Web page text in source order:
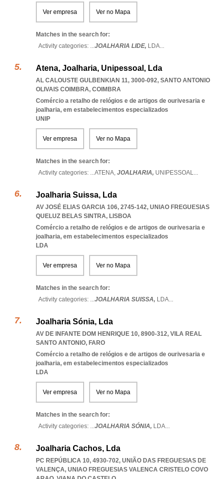
Ver empresa Ver no Mapa
Matches in the search for:
Activity categories: ...JOALHARIA LIDE, LDA...
Atena, Joalharia, Unipessoal, Lda
AL CALOUSTE GULBENKIAN 11, 3000-092, SANTO ANTONIO
OLIVAIS COIMBRA, COIMBRA
Comércio a retalho de relógios e de artigos de ourivesaria e
joalharia, em estabelecimentos especializados
UNIP
Ver empresa Ver no Mapa
Matches in the search for:
Activity categories: ...ATENA, JOALHARIA, UNIPESSOAL...
Joalharia Suissa, Lda
AV JOSÉ ELIAS GARCIA 106, 2745-142, UNIAO FREGUESIAS
QUELUZ BELAS SINTRA, LISBOA
Comércio a retalho de relógios e de artigos de ourivesaria e
joalharia, em estabelecimentos especializados
LDA
Ver empresa Ver no Mapa
Matches in the search for:
Activity categories: ...JOALHARIA SUISSA, LDA...
Joalharia Sónia, Lda
AV DE INFANTE DOM HENRIQUE 10, 8900-312, VILA REAL
SANTO ANTONIO, FARO
Comércio a retalho de relógios e de artigos de ourivesaria e
joalharia, em estabelecimentos especializados
LDA
Ver empresa Ver no Mapa
Matches in the search for:
Activity categories: ...JOALHARIA SÓNIA, LDA...
Joalharia Cachos, Lda
PC REPÚBLICA 10, 4930-702, UNIÃO DAS FREGUESIAS DE
VALENÇA, UNIAO FREGUESIAS VALENCA CRISTELO COVO